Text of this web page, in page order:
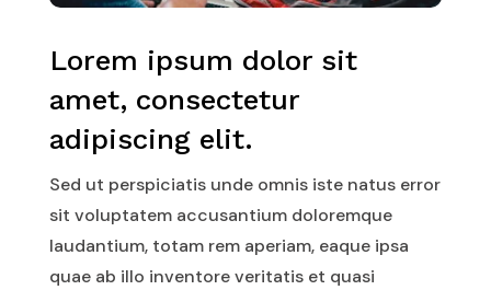
Lorem ipsum dolor sit
amet, consectetur
adipiscing elit.
Sed ut perspiciatis unde omnis iste natus error
sit voluptatem accusantium doloremque
laudantium, totam rem aperiam, eaque ipsa
quae ab illo inventore veritatis et quasi